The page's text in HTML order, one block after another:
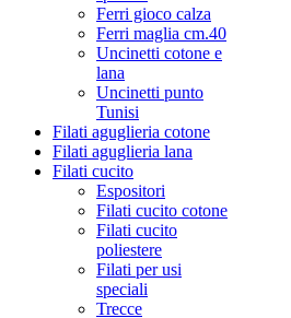
Ferri gioco calza
Ferri maglia cm.40
Uncinetti cotone e
lana
Uncinetti punto
Tunisi
Filati aguglieria cotone
Filati aguglieria lana
Filati cucito
Espositori
Filati cucito cotone
Filati cucito
poliestere
Filati per usi
speciali
Trecce